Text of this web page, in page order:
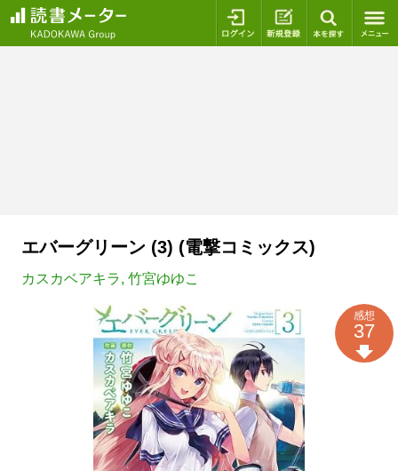
ログイン 新規登録
エバーグリーン (3) (電撃コミックス)
カスカベアキラ, 竹宮ゆゆこ
感想
37